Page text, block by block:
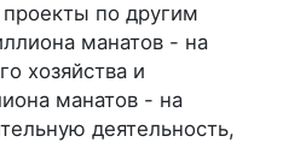
по другим
манатов - на
хозяйства и
манатов - на
деятельность,